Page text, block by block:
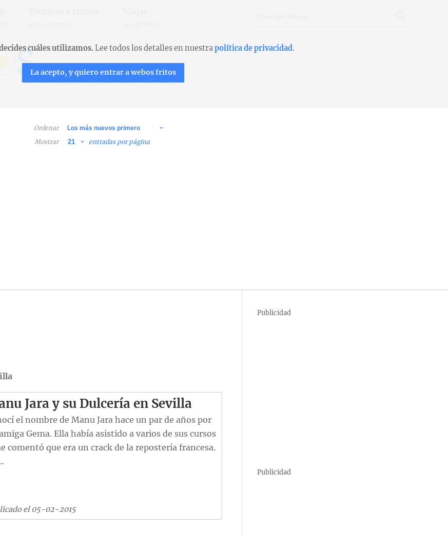
Ordenar
Mostrar
entradas por página
Jara y su Dulcería en Sevilla
el nombre de Manu Jara hace un par de años por
Gema. Ella había asistido a varios de sus cursos
comentó que era un crack de la repostería francesa.
el 05-02-2015
Publicidad
Publicidad
cuáles utilizamos.Lee todos los detalles en nuestrapolítica de privacidad.
La acepto, y quiero entrar a webos fritos